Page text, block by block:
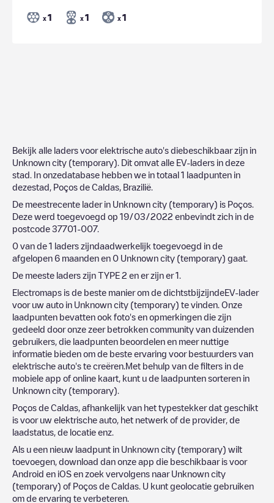
x 1 x 1 x 1
Bekijk alle laders voor elektrische auto's diebeschikbaar zijn in
Unknown city (temporary) . Dit omvat alle EV-laders in deze
stad. In onzedatabase hebben we in totaal 1 laadpunten in
dezestad, Poços de Caldas Brazilië
De meestrecente lader in Unknown city (temporary) is Poços
Deze werd toegevoegd op 19/03/2022 enbevindt zich in de
postcode 37701-007.
0 van de 1 laders zijndaadwerkelijk toegevoegd in de
afgelopen 6 maanden en 0 Unknown city (temporary) gaat.
De meeste laders zijn TYPE 2 en er zijn er1
Electromaps is de beste manier om de dichtstbijzijndeEV-lader
voor uw auto in Unknown city (temporary) te vinden. Onze
laadpunten bevatten ook foto's en opmerkingen die zijn
gedeeld door onze zeer betrokken community van duizenden
gebruikers, die laadpunten beoordelen en meer nuttige
informatie bieden om de beste ervaring voor bestuurders van
elektrische auto's te creëren.Met behulp van de filters in de
mobiele app of online kaart, kunt u de laadpunten sorteren in
Unknown city (temporary)
Poços de Caldas , afhankelijk van het typestekker dat geschikt
is voor uw elektrische auto, het netwerk of de provider, de
laadstatus, de locatie enz.
Als u een nieuw laadpunt in Unknown city (temporary) wilt
toevoegen, download dan onze app die beschikbaar is voor
Android en iOS en zoek vervolgens naar Unknown city
(temporary) of Poços de Caldas . U kunt geolocatie gebruiken
om de ervaring te verbeteren.